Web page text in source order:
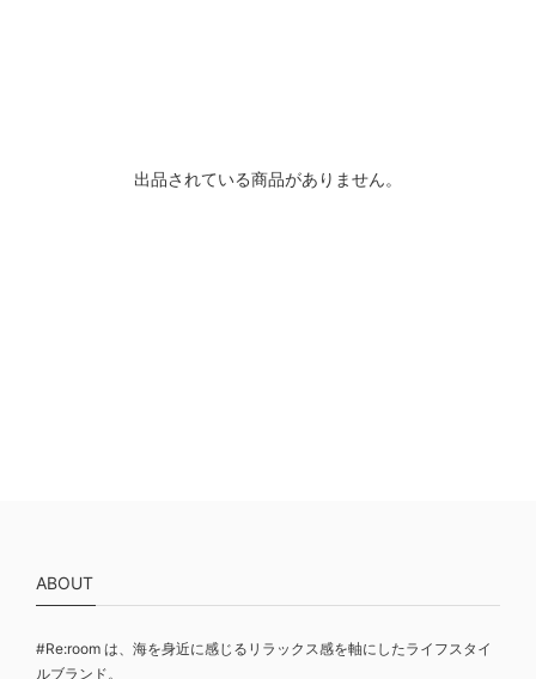
出品されている商品がありません。
ABOUT
#Re:room は、海を身近に感じるリラックス感を軸にしたライフスタイ
ルブランド。